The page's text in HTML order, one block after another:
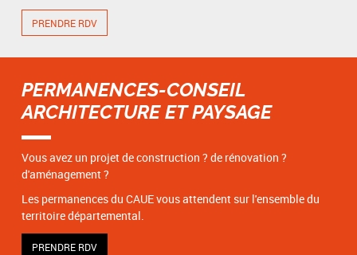
PRENDRE RDV
PERMANENCES-CONSEIL
ARCHITECTURE ET PAYSAGE
Vous avez un projet de construction ? de rénovation ?
d'aménagement ?
Les permanences du CAUE vous attendent sur l'ensemble du
territoire départemental.
PRENDRE RDV